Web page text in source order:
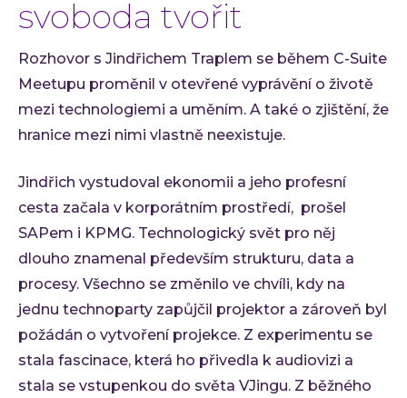
svoboda tvořit
Rozhovor s Jindřichem Traplem se během C-Suite
Meetupu proměnil v otevřené vyprávění o životě
mezi technologiemi a uměním. A také o zjištění, že
hranice mezi nimi vlastně neexistuje.
Jindřich vystudoval ekonomii a jeho profesní
cesta začala v korporátním prostředí, prošel
SAPem i KPMG. Technologický svět pro něj
dlouho znamenal především strukturu, data a
procesy. Všechno se změnilo ve chvíli, kdy na
jednu technoparty zapůjčil projektor a zároveň byl
požádán o vytvoření projekce. Z experimentu se
stala fascinace, která ho přivedla k audiovizi a
stala se vstupenkou do světa VJingu. Z běžného